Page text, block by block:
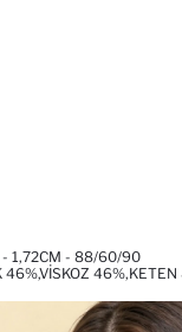
- 1,72CM - 88/60/90
46%,VISKOZ 46%,KETEN